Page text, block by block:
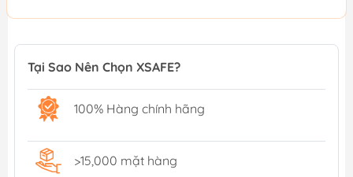
Tại Sao Nên Chọn XSAFE?
100% Hàng chính hãng
>15,000 mặt hàng